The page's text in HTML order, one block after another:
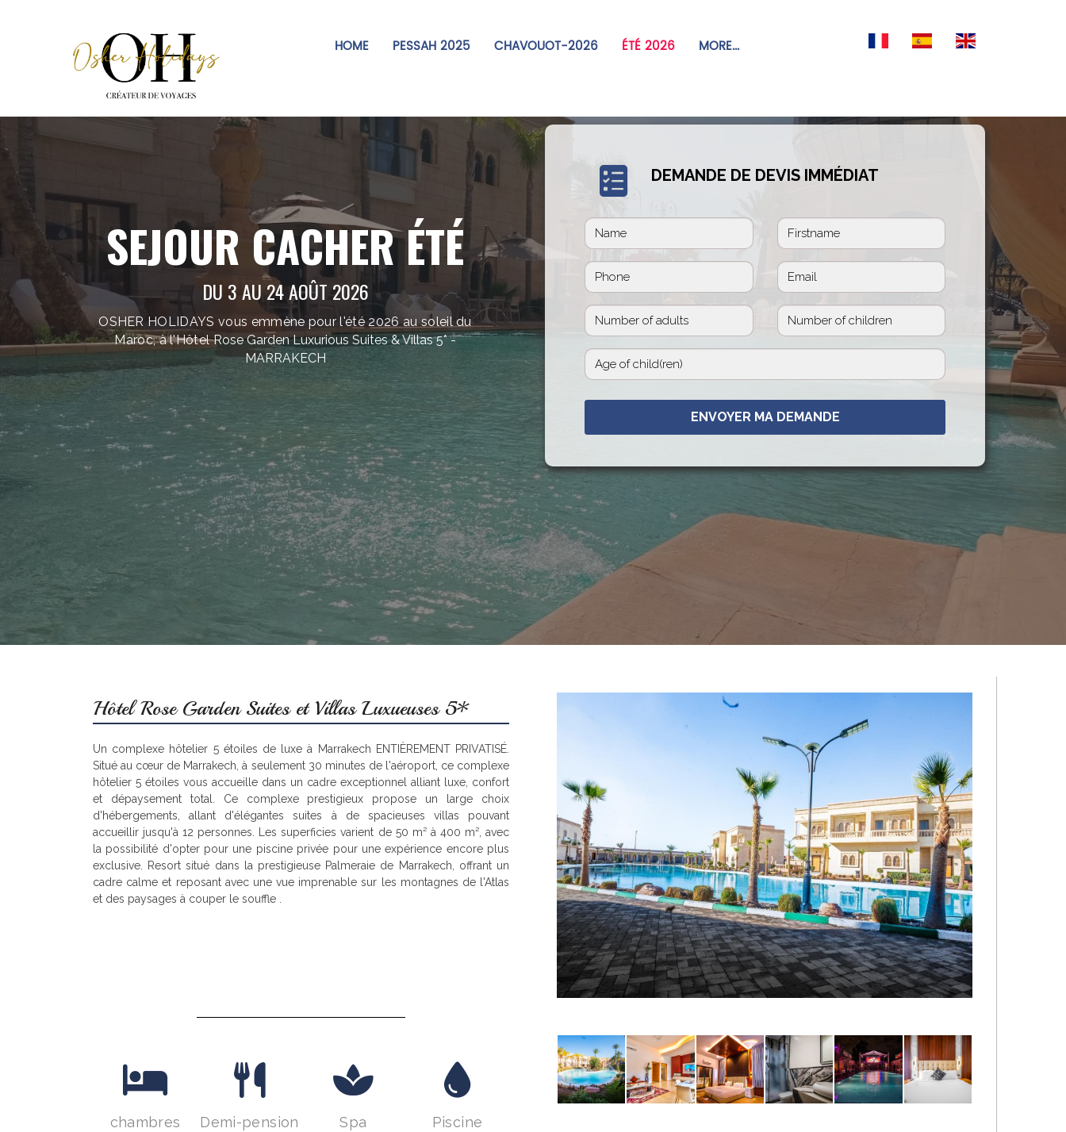
HOME PESSAH 2025 CHAVOUOT-2026 ÉTÉ 2026 MORE...
SEJOUR CACHER ÉTÉ
DU 3 AU 24 AOÛT 2026
OSHER HOLIDAYS vous emmène pour l'été 2026 au soleil du
Maroc, à l'HôtelRose Garden Luxurious Suites & Villas 5* -
MARRAKECH
DEMANDE DE DEVIS IMMÉDIAT
ENVOYER MA DEMANDE
HôtelRose Garden Suites et Villas Luxueuses 5*
Un complexe hôtelier 5 étoiles de luxe à Marrakech ENTIÈREMENT PRIVATISÉ.
Situé au cœur de Marrakech, à seulement 30 minutes de l'aéroport, ce complexe
hôtelier 5 étoiles vous accueille dans un cadre exceptionnel alliant luxe, confort
et dépaysement total. Ce complexe prestigieux propose un large choix
d'hébergements, allant d'élégantes suites à de spacieuses villas pouvant
accueillir jusqu'à 12 personnes. Les superficies varient de 50 m² à 400 m², avec
la possibilité d'opter pour une piscine privée pour une expérience encore plus
exclusive. Resort situé dans la prestigieuse Palmeraie de Marrakech, offrant un
cadre calme et reposant avec une vue imprenable sur les montagnes de l'Atlas
et des paysages à couper le souffle .
chambres Demi-pension Spa Piscine